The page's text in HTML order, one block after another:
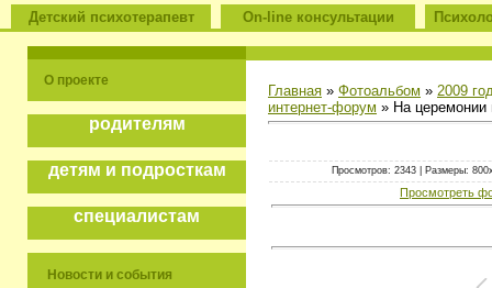
Детский психотерапевт On-line консультации
О проекте
родителям
детям и подросткам
специалистам
Новости и события
Главная » Фотоальбом » 2009
интернет-форум » На церемонии
Просмотров: 2343 | Размеры:
Просмотреть